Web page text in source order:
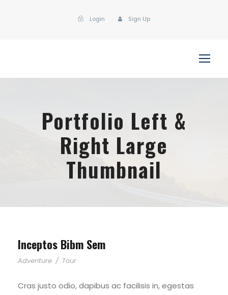
Login Sign Up
Portfolio Left &
Right Large
Thumbnail
Inceptos Bibm Sem
Adventure / Tour
Cras justo odio, dapibus ac facilisis in, egestas